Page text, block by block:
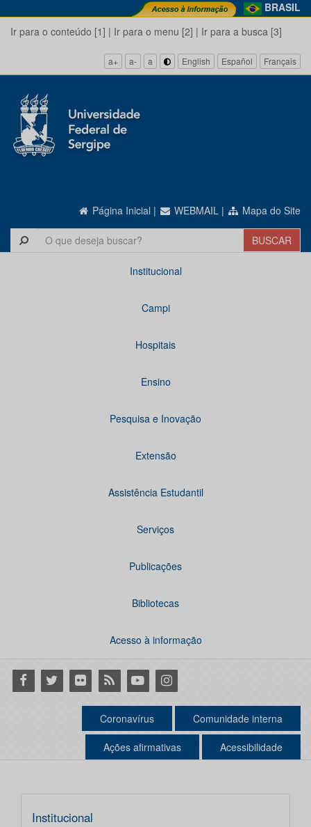
BRASIL
Ir para o conteúdo [1] | Ir para o menu [2] | Ir para a busca [3]
a+ a- a English Español Français
Página Inicial | WEBMAIL | Mapa do Site
Institucional
Campi
Hospitais
Ensino
Pesquisa e Inovação
Extensão
Assistência Estudantil
Serviços
Publicações
Bibliotecas
Acesso à informação
Facebook
Twitter Flickr RSS YoutubeInstagram
Coronavírus Comunidade interna
Ações afirmativas Acessibilidade
Institucional